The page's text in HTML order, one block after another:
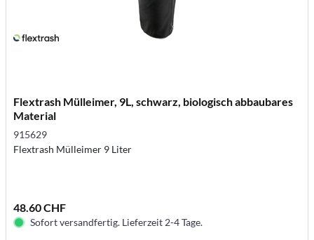
Flextrash Mülleimer, 9L, schwarz, biologisch abbaubares
Material
915629
Flextrash Mülleimer 9 Liter
48.60 CHF
Sofort versandfertig. Lieferzeit 2-4 Tage.